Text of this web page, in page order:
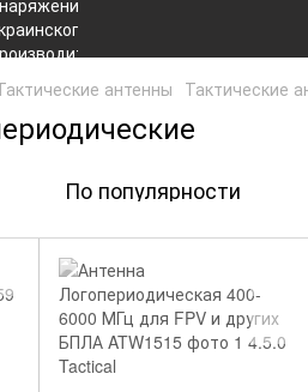
антенны Тактические
По популярности